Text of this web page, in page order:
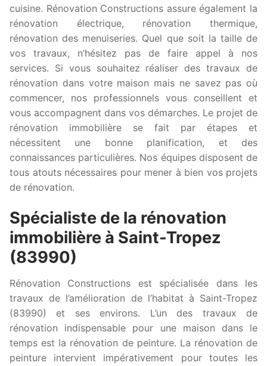
cuisine. Rénovation Constructions assure également la
rénovation électrique, rénovation thermique,
rénovation des menuiseries. Quel que soit la taille de
vos travaux, n’hésitez pas de faire appel à nos
services. Si vous souhaitez réaliser des travaux de
rénovation dans votre maison mais ne savez pas où
commencer, nos professionnels vous conseillent et
vous accompagnent dans vos démarches. Le projet de
rénovation immobilière se fait par étapes et
nécessitent une bonne planification, et des
connaissances particulières. Nos équipes disposent de
tous atouts nécessaires pour mener à bien vos projets
de rénovation.
Spécialiste de la rénovation
immobilière à Saint-Tropez
(83990)
Rénovation Constructions est spécialisée dans les
travaux de l’amélioration de l’habitat à Saint-Tropez
(83990) et ses environs. L’un des travaux de
rénovation indispensable pour une maison dans le
temps est la rénovation de peinture. La rénovation de
peinture intervient impérativement pour toutes les